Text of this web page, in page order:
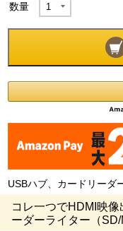
数量
USBハブ、カードリーダ
コレ一つでHDMI映
ーダーライター（